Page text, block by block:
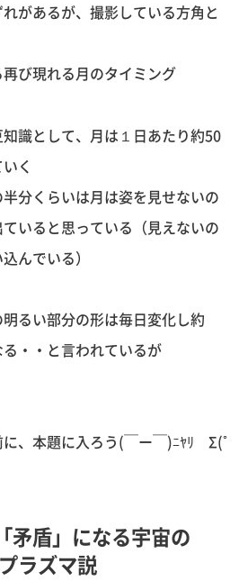
があるが、撮影している方角と
び現れる月のタイミング
識として、月は１日あたり約50
く
分くらいは月は姿を見せないの
いると思っている（見えないの
んでいる）
るい部分の形は毎日変化し約
・・と言われているが
、本題に入ろう(￣ー￣)ﾆﾔﾘ Σ(ﾟ
矛盾」になる宇宙の
ラズマ説